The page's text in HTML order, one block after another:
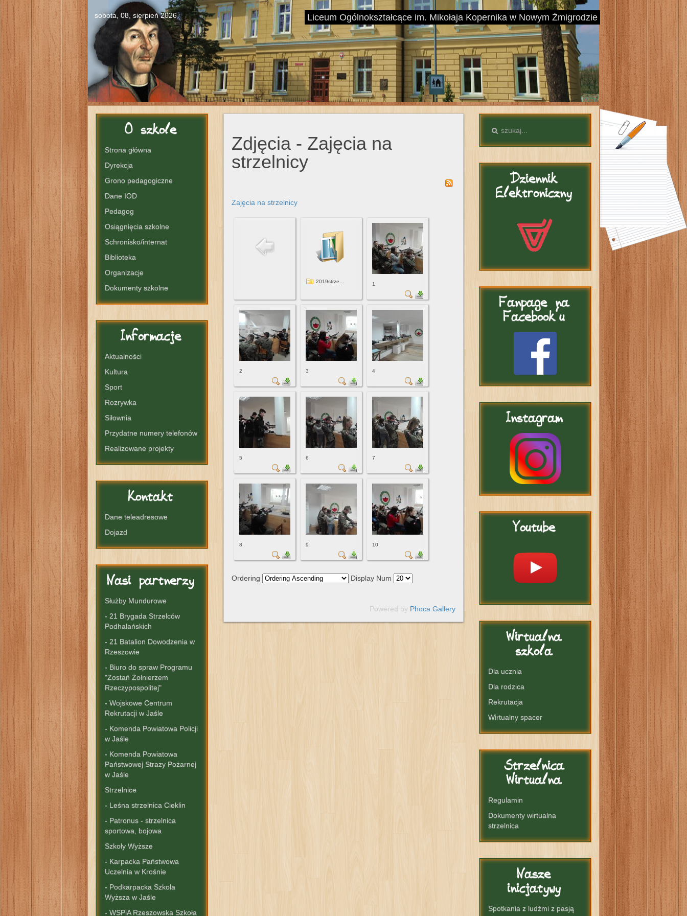
sobota, 08, sierpień 2026 Liceum Ogólnokształcące im. Mikołaja Kopernika w Nowym Żmigrodzie
Zdjęcia - Zajęcia na
strzelnicy
Zajęcia na strzelnicy
2019strze... 1
2 3 4
5 6 7
8 9 10
Ordering Display Num
Powered by Phoca Gallery
Oszkole
Strona główna
Dyrekcja
Grono pedagogiczne
Dane IOD
Pedagog
Osiągnięcia szkolne
Schronisko/internat
Biblioteka
Organizacje
Dokumenty szkolne
Informacje
Aktualności
Kultura
Sport
Rozrywka
Siłownia
Przydatne numery telefonów
Realizowane projekty
Kontakt
Dane teleadresowe
Dojazd
Nasipartnerzy
Służby Mundurowe
- 21 Brygada Strzelców
Podhalańskich
- 21 Batalion Dowodzenia w
Rzeszowie
- Biuro do spraw Programu
"Zostań Żołnierzem
Rzeczypospolitej"
- Wojskowe Centrum
Rekrutacji w Jaśle
- Komenda Powiatowa Policji
w Jaśle
- Komenda Powiatowa
Państwowej Strazy Pożarnej
w Jaśle
Strzelnice
- Leśna strzelnica Cieklin
- Patronus - strzelnica
sportowa, bojowa
Szkoły Wyższe
- Karpacka Państwowa
Uczelnia w Krośnie
- Podkarpacka Szkoła
Wyższa w Jaśle
- WSPiA Rzeszowska Szkoła
Dziennik
Elektroniczny
Fanpagena
Facebook'u
Instagram
Youtube
Wirtualna
szkola
Dla ucznia
Dla rodzica
Rekrutacja
Wirtualny spacer
Strzelnica
Wirtualna
Regulamin
Dokumenty wirtualna
strzelnica
Nasze
inicjatywy
Spotkania z ludźmi z pasją